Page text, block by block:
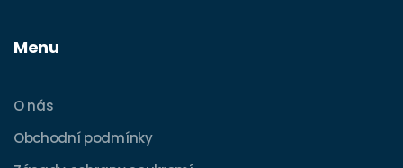
Menu
O nás
Obchodní podmínky